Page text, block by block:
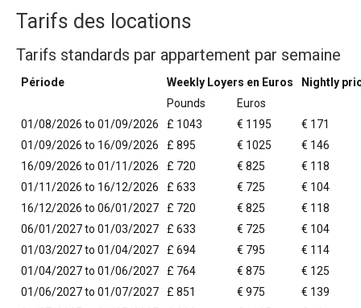
Tarifs des locations
Tarifs standards par appartement par semaine
Période Weekly Loyers en Euros
Nightly
Pounds
Euros
01/08/2026 to 01/09/2026
£ 1043 € 1195
€ 171
01/09/2026 to 16/09/2026
£ 895 € 1025
€ 146
16/09/2026 to 01/11/2026
£ 720 € 825
€ 118
01/11/2026 to 16/12/2026
£ 633 € 725
€ 104
16/12/2026 to 06/01/2027
£ 720 € 825
€ 118
06/01/2027 to 01/03/2027
£ 633 € 725
€ 104
01/03/2027 to 01/04/2027
£ 694 € 795
€ 114
01/04/2027 to 01/06/2027
£ 764 € 875
€ 125
01/06/2027 to 01/07/2027
£ 851 € 975
€ 139